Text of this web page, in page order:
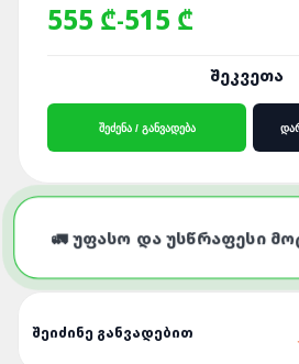
555 ₾-515 ₾
ᲨᲔᲙᲕᲔᲗᲐ
ᲨᲔᲫᲔᲜᲐ / ᲒᲐᲜᲕᲐᲓᲔᲑᲐ
🚛 ᲣᲤᲐᲡᲝ ᲓᲐ ᲣᲡᲬᲠᲐᲤᲔᲡᲘ
ᲨᲔᲘᲫᲘᲜᲔ ᲒᲐᲜᲕᲐᲓᲔᲑᲘᲗ